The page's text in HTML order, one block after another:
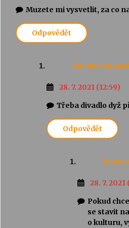
Muzete mi vysvetlit, za co
Odpovědět
Anonym
28. 7. 2021 (12:59)
Třeba divadlo dyž
Odpovědět
28. 7. 2021
Pokud
se stavit
o kulturu,